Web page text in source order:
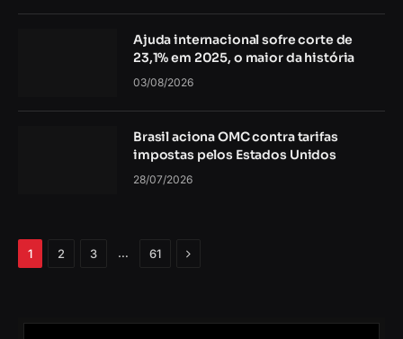
Ajuda internacional sofre corte de
23,1% em 2025, o maior da história
03/08/2026
Brasil aciona OMC contra tarifas
impostas pelos Estados Unidos
28/07/2026
1 2 3 … 61 Próximo